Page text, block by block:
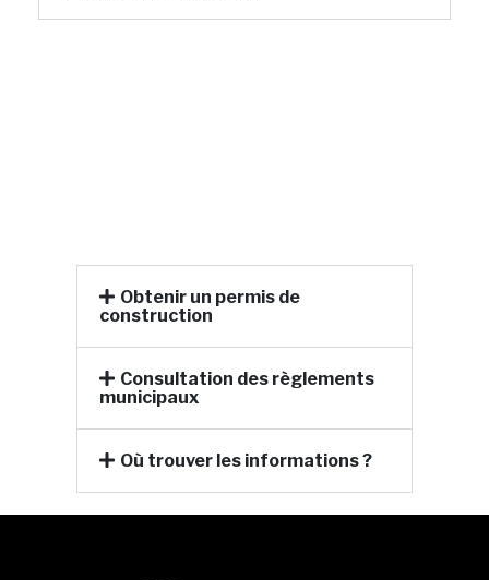
Obtenir un permis de
construction
Consultation des règlements
municipaux
Où trouver les informations ?